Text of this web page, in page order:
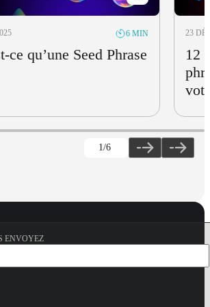
6 MIN
ce qu’une Seed Phrase
23
12
1/6
ENVOYEZ